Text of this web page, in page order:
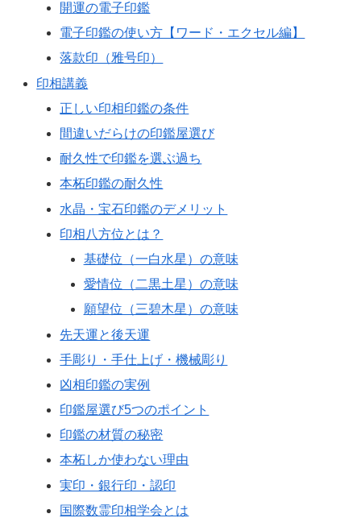
開運の電子印鑑
電子印鑑の使い方【ワード・エクセル編】
落款印（雅号印）
印相講義
正しい印相印鑑の条件
間違いだらけの印鑑屋選び
耐久性で印鑑を選ぶ過ち
本柘印鑑の耐久性
水晶・宝石印鑑のデメリット
印相八方位とは？
基礎位（一白水星）の意味
愛情位（二黒土星）の意味
願望位（三碧木星）の意味
先天運と後天運
手彫り・手仕上げ・機械彫り
凶相印鑑の実例
印鑑屋選び5つのポイント
印鑑の材質の秘密
本柘しか使わない理由
実印・銀行印・認印
国際数霊印相学会とは